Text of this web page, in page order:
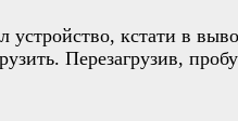
кстати в
Перезагрузив,